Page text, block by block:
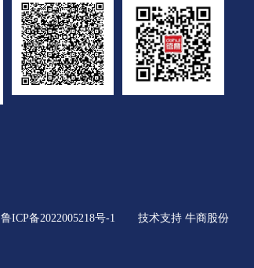
鲁ICP备2022005218号-1 技术支持 牛商股份